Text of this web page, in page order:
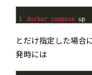
1 docker compose up
とだけ指定した場合
発時には